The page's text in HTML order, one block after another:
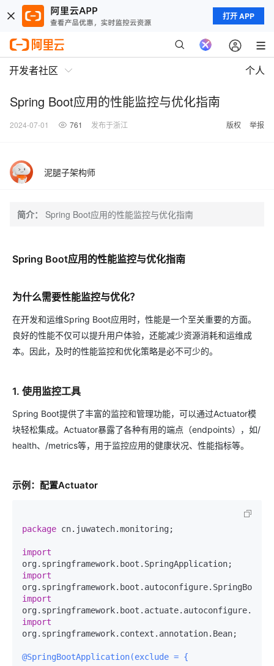
打开 APP
开发者社区 个人
Spring Boot应用的性能监控与优化指南
2024-07-01 761 发布于浙江 版权 举报
泥腿子架构师
简介： Spring Boot应用的性能监控与优化指南
Spring Boot应用的性能监控与优化指南
为什么需要性能监控与优化？
在开发和运维Spring Boot应用时，性能是一个至关重要的方面。
良好的性能不仅可以提升用户体验，还能减少资源消耗和运维成
本。因此，及时的性能监控和优化策略是必不可少的。
1. 使用监控工具
Spring Boot提供了丰富的监控和管理功能，可以通过Actuator模
块轻松集成。Actuator暴露了各种有用的端点（endpoints），如/
health、/metrics等，用于监控应用的健康状况、性能指标等。
示例：配置Actuator
package cn.juwatech.monitoring;
import
import
import
import
org.springframework.context.annotation.Bean;
@SpringBootApplication(exclude = {